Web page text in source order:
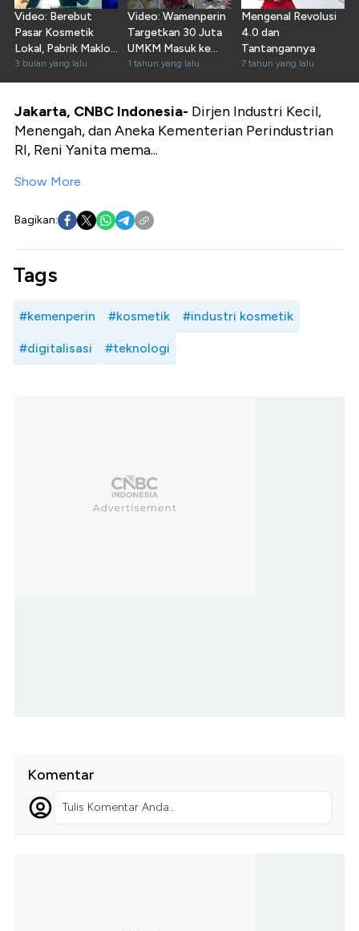
Video: Berebut
Pasar Kosmetik
Lokal, Pabrik Maklon
Punya Jurus Ini
3 bulan yang lalu
Video: Wamenperin
Targetkan 30 Juta
UMKM Masuk ke
Pasar Digital
1 tahun yang lalu
Mengenal Revolusi
4.0 dan
Tantangannya
7 tahun yang lalu
Jakarta, CNBC Indonesia- Dirjen Industri Kecil,
Menengah, dan Aneka Kementerian Perindustrian
RI, Reni Yanita mema...
Show More
Bagikan:
Tags
#kemenperin #kosmetik #industri kosmetik
#digitalisasi #teknologi
Komentar
Tulis Komentar Anda...